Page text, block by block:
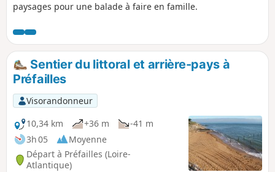
paysages pour une balade à faire en famille.
Sentier du littoral et arrière-pays à
Préfailles
Visorandonneur
10,34 km
+36 m
-41 m
3h 05
Moyenne
Départ à Préfailles (Loire-
Atlantique)